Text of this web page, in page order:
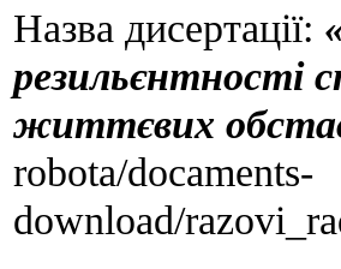
Назва дисертації:
резильєнтності
життєвих
robota/docaments-
download/